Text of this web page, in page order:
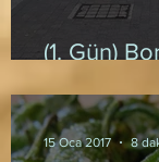
(1. Gün)
15 Oca 2017 8